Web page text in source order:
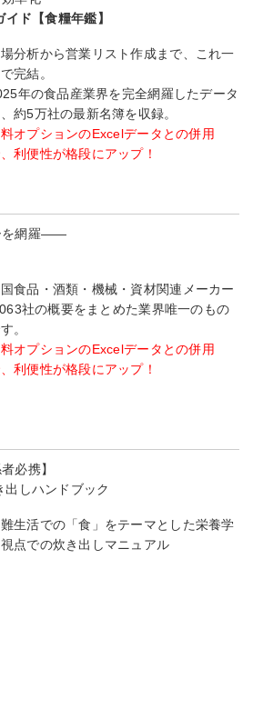
ド【食糧年鑑】
分析から営業リスト作成まで、これ一
完結。
年の食品産業界を完全網羅したデータ
約5万社の最新名簿を収録。
オプションのExcelデータとの併用
利便性が格段にアップ！
を網羅――
食品・酒類・機械・資材関連メーカー
社の概要をまとめた業界唯一のもの
。
オプションのExcelデータとの併用
利便性が格段にアップ！
必携】
しハンドブック
生活での「食」をテーマとした栄養学
点での炊き出しマニュアル